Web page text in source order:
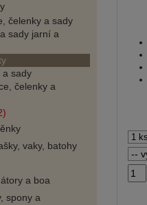
čelenky a sady
sady jarní a
a sady
čelenky a
vaky, batohy
a boa
spony a